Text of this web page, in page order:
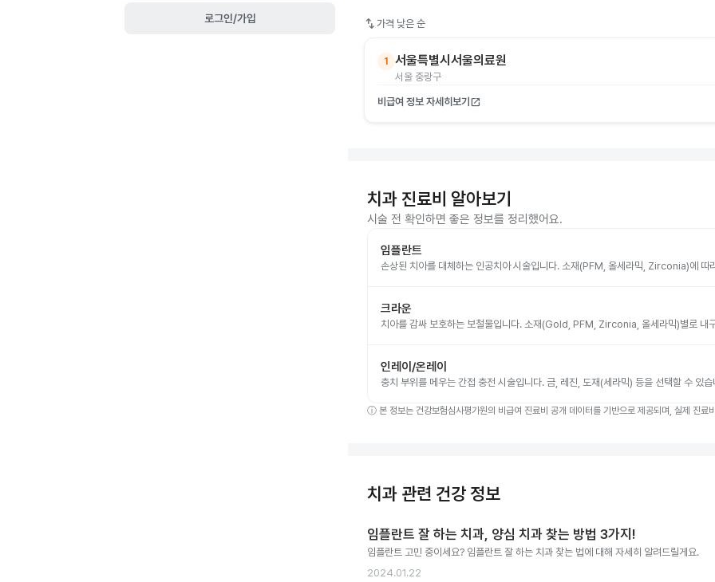
로그인/가입 swap_vert 가격 낮은 순
1 서울특별시서울의료원
서울 중랑구
비급여 정보 자세히보기 open_in_new
치과 진료비 알아보기
시술 전 확인하면 좋은 정보를 정리했어요.
임플란트
손상된 치아를 대체하는 인공치아 시술입니다. 소재(PFM, 올세라믹, Zirconia)에 따
크라운
치아를 감싸 보호하는 보철물입니다. 소재(Gold, PFM, Zirconia, 올세라믹)별로 내
인레이/온레이
충치 부위를 메우는 간접 충전 시술입니다. 금, 레진, 도재(세라믹) 등을 선택할 수 있습
ⓘ 본 정보는 건강보험심사평가원의 비급여 진료비 공개 데이터를 기반으로 제공되며, 실제 진료
치과 관련 건강 정보
임플란트 잘 하는 치과, 양심 치과 찾는 방법 3가지!
임플란트 고민 중이세요? 임플란트 잘 하는 치과 찾는 법에 대해 자세히 알려드릴게요.
2024.01.22